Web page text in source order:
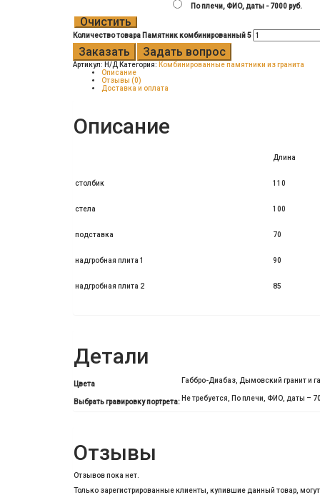
По плечи, ФИО, даты - 7000 руб.
Очистить
Количество товара Памятник комбинированный 5
Заказать Задать вопрос
Артикул: Н/Д Категория: Комбинированные памятники из гранита
Описание
Отзывы (0)
Доставка и оплата
Описание
Длина
столбик 110
стела 100
подставка 70
надгробная плита 1 90
надгробная плита 2 85
Детали
Цвета Габбро-Диабаз, Дымовский гранит и
Выбрать гравировку портрета: Не требуется, По плечи, ФИО, даты –
Отзывы
Отзывов пока нет.
Только зарегистрированные клиенты, купившие данный товар,